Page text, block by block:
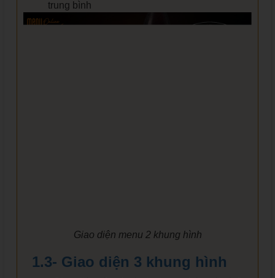
trung bình
Giao diện menu 2 khung hình
1.3- Giao diện 3 khung hình